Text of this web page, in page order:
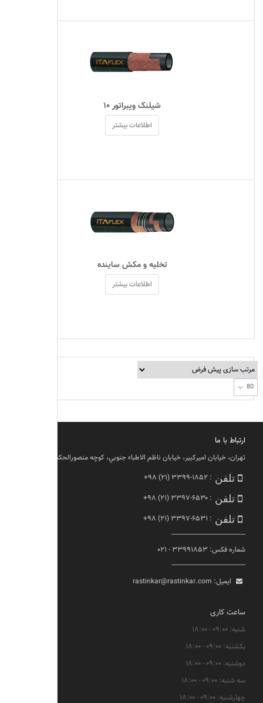
شیلنگ ویبراتور ۱۰
اطلاعات بیشتر
تخلیه و مکش ساینده
اطلاعات بیشتر
80
ارتباط با ما
تهران، خيابان اميركبير، خيابان ناظم الاطباء جنوبي، كوچه منصورالحكما، پلاك ١١
تلفن : +۹۸ (۲۱) ۳۳۹۹-۱۸۵۲
تلفن : +۹۸ (۲۱) ۳۳۹۷-۶۵۳۰
تلفن : +۹۸ (۲۱) ۳۳۹۷-۶۵۳۱
------------------------------------------
شماره فکس: ۳۳۹۹۱۸۵۳ - ۰۲۱
------------------------------------------
ایمیل: rastinkar@rastinkar.com
ساعت کاری
شنبه: ۰۹:۰۰ - ۱۸:۰۰
یکشنبه: ۰۹:۰۰ - ۱۸:۰۰
دوشنبه: ۰۹:۰۰ - ۱۸:۰۰
سه شنبه: ۰۹:۰۰ - ۱۸:۰۰
چهارشنبه: ۰۹:۰۰ - ۱۸:۰۰